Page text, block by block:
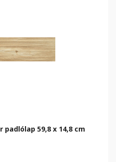
padlólap 59,8 x 14,8 cm